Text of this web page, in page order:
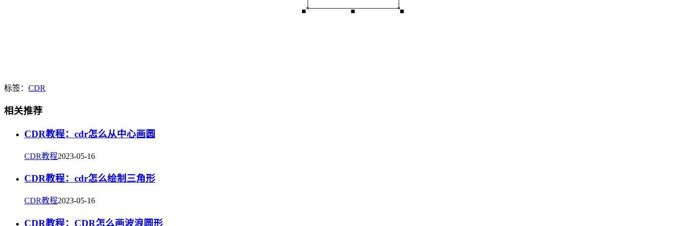
标签： CDR
相关推荐
CDR教程：cdr怎么从中心画圆
CDR教程2023-05-16
CDR教程：cdr怎么绘制三角形
CDR教程2023-05-16
CDR教程：CDR怎么画波浪圆形